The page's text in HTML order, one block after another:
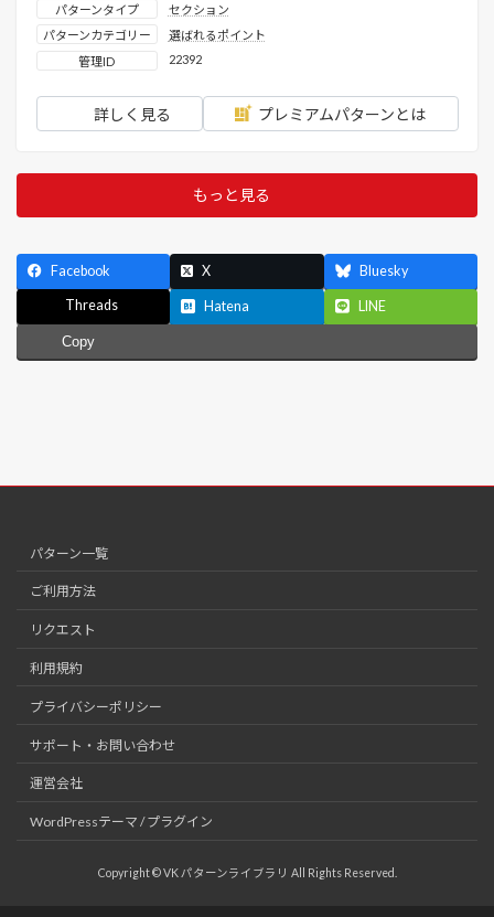
パターンタイプ
セクション
パターンカテゴリー
選ばれるポイント
管理ID
22392
詳しく見る プレミアムパターンとは
もっと見る
Facebook X Bluesky
Threads Hatena LINE
Copy
パターン一覧
ご利用方法
リクエスト
利用規約
プライバシーポリシー
サポート・お問い合わせ
運営会社
WordPressテーマ / プラグイン
Copyright © VK パターンライブラリ All Rights Reserved.